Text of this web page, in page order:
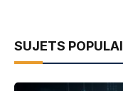
SUJETS